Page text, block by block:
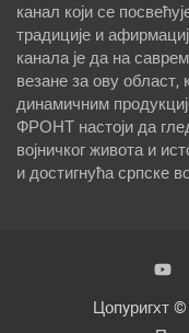
канал који се
традиције и
канала је да на
везане за ову област,
динамичним
ФРОНТ настоји да
војничког живота и
и достигнућа српске
Цопyригхт